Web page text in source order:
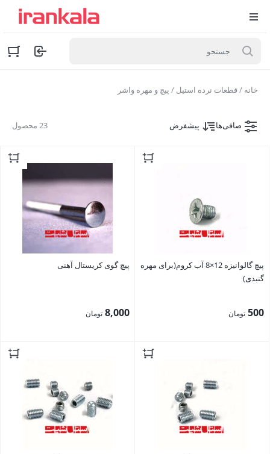
خانه /قطعات نرده استیل / پیچ و مهره واشر
23 محصول صافی‌ها پیشفرض
پیچ گالوانیزه 12×8 آب کروم(برای مهره
گنبدی)
500 تومان
پیچ گوی کریستال آهنی
8,000 تومان